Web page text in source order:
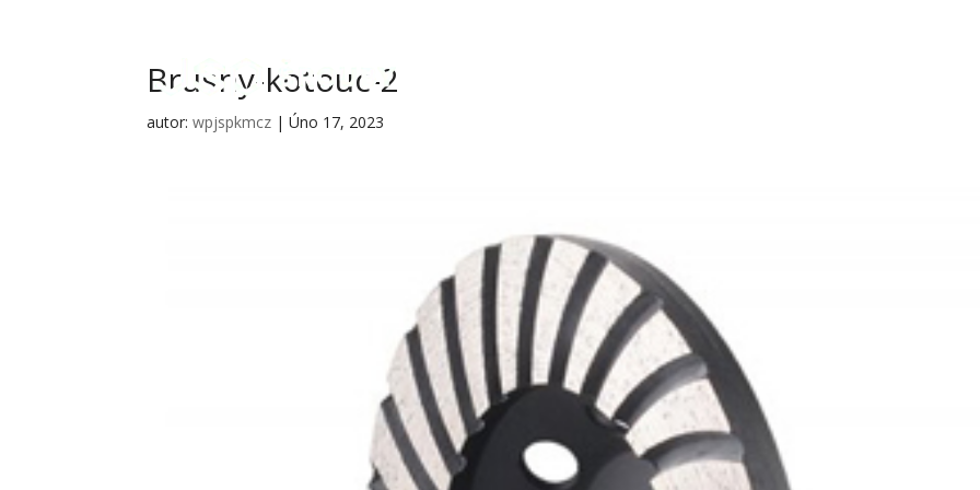
Brusny-kotouc-2
autor:wpjspkmcz |Úno 17, 2023